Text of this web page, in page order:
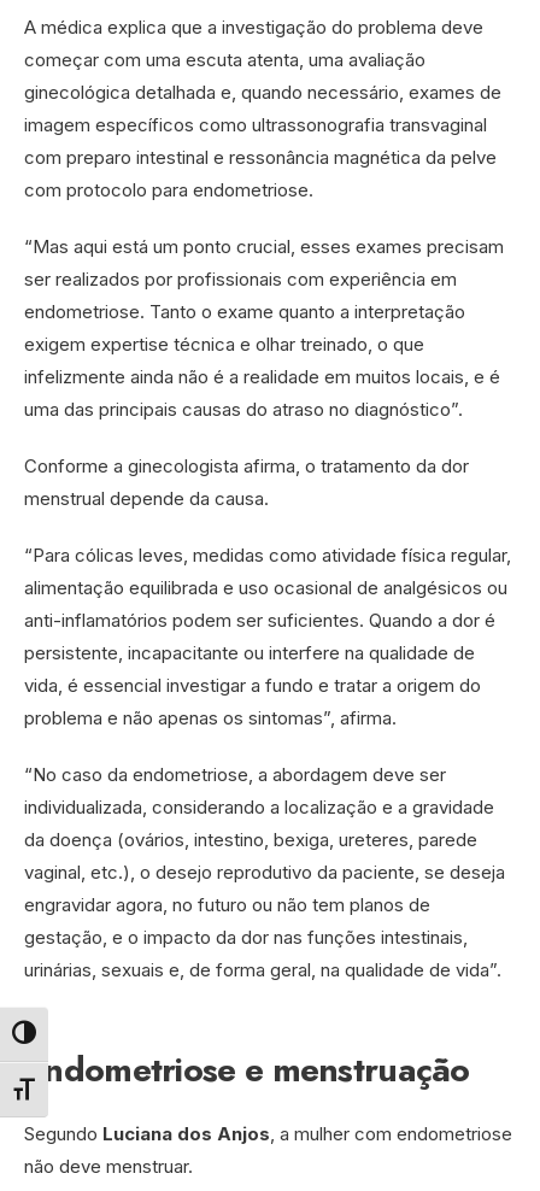
Alternar alto contraste
Alternar tamanho da fonte
A médica explica que a investigação do problema deve
começar com uma escuta atenta, uma avaliação
ginecológica detalhada e, quando necessário, exames de
imagem específicos como ultrassonografia transvaginal
com preparo intestinal e ressonância magnética da pelve
com protocolo para endometriose.
“Mas aqui está um ponto crucial, esses exames precisam
ser realizados por profissionais com experiência em
endometriose. Tanto o exame quanto a interpretação
exigem expertise técnica e olhar treinado, o que
infelizmente ainda não é a realidade em muitos locais, e é
uma das principais causas do atraso no diagnóstico”.
Conforme a ginecologista afirma, o tratamento da dor
menstrual depende da causa.
“Para cólicas leves, medidas como atividade física regular,
alimentação equilibrada e uso ocasional de analgésicos ou
anti-inflamatórios podem ser suficientes. Quando a dor é
persistente, incapacitante ou interfere na qualidade de
vida, é essencial investigar a fundo e tratar a origem do
problema e não apenas os sintomas”, afirma.
“No caso da endometriose, a abordagem deve ser
individualizada, considerando a localização e a gravidade
da doença (ovários, intestino, bexiga, ureteres, parede
vaginal, etc.), o desejo reprodutivo da paciente, se deseja
engravidar agora, no futuro ou não tem planos de
gestação, e o impacto da dor nas funções intestinais,
urinárias, sexuais e, de forma geral, na qualidade de vida”.
Endometriose e menstruação
Segundo Luciana dos Anjos , a mulher com endometriose
não deve menstruar.